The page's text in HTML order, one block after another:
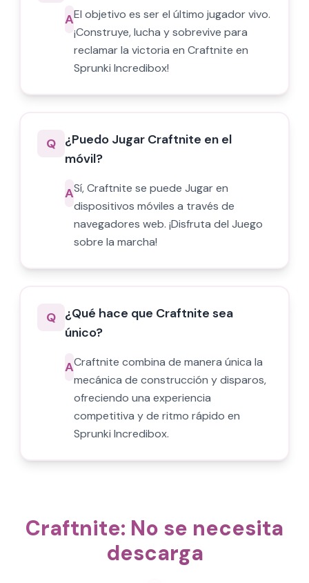
AEl objetivo es ser el último jugador vivo.
¡Construye, lucha y sobrevive para
reclamar la victoria en Craftnite en
Sprunki Incredibox!
Q ¿Puedo Jugar Craftnite en el
móvil?
ASí, Craftnite se puede Jugar en
dispositivos móviles a través de
navegadores web. ¡Disfruta del Juego
sobre la marcha!
Q ¿Qué hace que Craftnite sea
único?
ACraftnite combina de manera única la
mecánica de construcción y disparos,
ofreciendo una experiencia
competitiva y de ritmo rápido en
Sprunki Incredibox.
Craftnite: No se necesita
descarga